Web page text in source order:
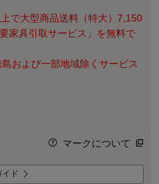
で大型商品送料（特大）7,150
家具引取サービス」を無料で
および一部地域除くサービス
マークについて
イド